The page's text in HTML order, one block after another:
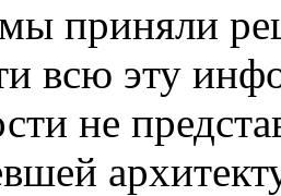
приняли
всю эту
не